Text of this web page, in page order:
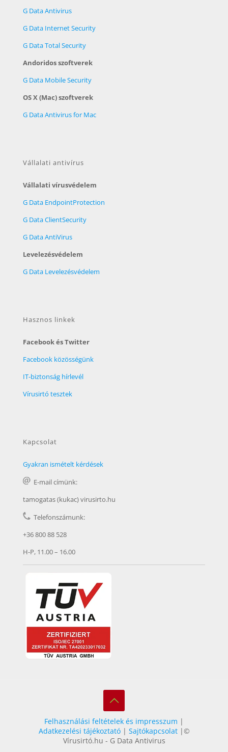
G Data Antivirus
G Data Internet Security
G Data Total Security
Andoridos szoftverek
G Data Mobile Security
OS X (Mac) szoftverek
G Data Antivirus for Mac
Vállalati antivírus
Vállalati vírusvédelem
G Data EndpointProtection
G Data ClientSecurity
G Data AntiVirus
Levelezésvédelem
G Data Levelezésvédelem
Hasznos linkek
Facebook és Twitter
Facebook közösségünk
IT-biztonság hírlevél
Vírusirtó tesztek
Kapcsolat
Gyakran ismételt kérdések
E-mail címünk:
tamogatas (kukac) virusirto.hu
Telefonszámunk:
+36 800 88 528
H-P, 11.00 – 16.00
Felhasználási feltételek és impresszum |
Adatkezelési tájékoztató| Sajtókapcsolat|©
Vírusirtó.hu - G Data Antivirus